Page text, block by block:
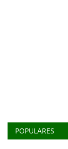
POPULARES